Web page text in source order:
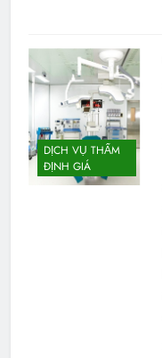
DỊCH VỤ THẨM
ĐỊNH GIÁ